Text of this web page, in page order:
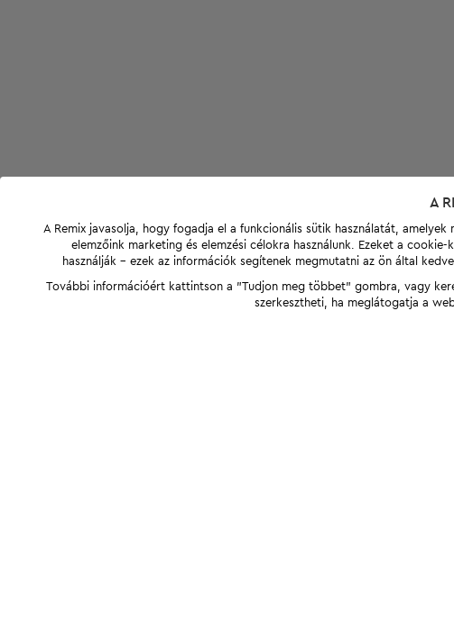
A
A Remix javasolja, hogy fogadja el a funkcionális sütik használatát,
elemzőink marketing és elemzési célokra használunk. Ezeket a
használják - ezek az információk segítenek megmutatni az ön által
További információért kattintson a "Tudjon meg többet" gombra, vagy
szerkesztheti, ha meglátogatja a